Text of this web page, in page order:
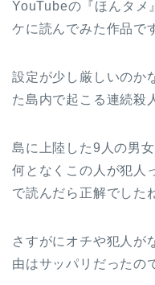
YouTubeの『ほんタメ
ケに読んでみた作品で
設定が少し厳しいのか
た島内で起こる連続殺
島に上陸した9人の男
何となくこの人が犯人
で読んだら正解でした
さすがにオチや犯人が
由はサッパリだったの